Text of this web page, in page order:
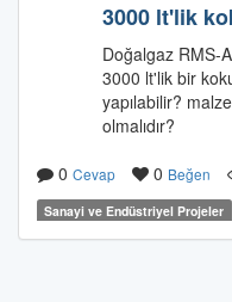
3000 lt'lik
Doğalgaz RMS-
3000 lt'lik bir
yapılabilir?
olmalıdır?
0 Cevap 0 Beğen
Sanayi ve Endüstriyel Projeler